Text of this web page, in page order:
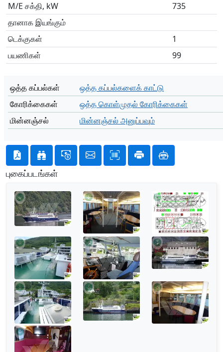
M/E சக்தி, kW
735
தானாக இயங்கும்
டெக்குகள்
1
பயணிகள்
99
ஒத்த கப்பல்கள்
ஒத்த கப்பல்களைக் காட்டு
கோரிக்கைகள்
ஒத்த கொள்முதல் கோரிக்கைகள்
மின்னஞ்சல்
மின்னஞ்சல் அனுப்பவும்
புகைப்படங்கள்